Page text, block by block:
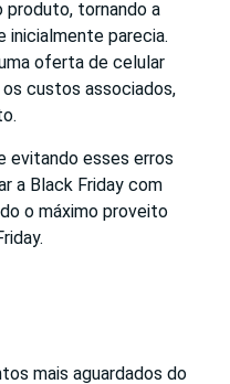
tornando a
parecia.
oferta de celular
custos associados,
evitando esses erros
a Black Friday com
o máximo proveito
mais aguardados do